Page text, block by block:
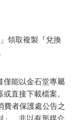
領取複製『兌換
僅能以金石堂專屬
直接下載檔案。
費者保護處公告之
」，非以有形媒介